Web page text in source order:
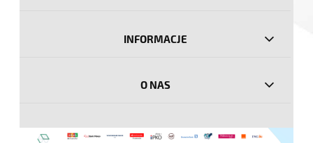
INFORMACJE
O NAS